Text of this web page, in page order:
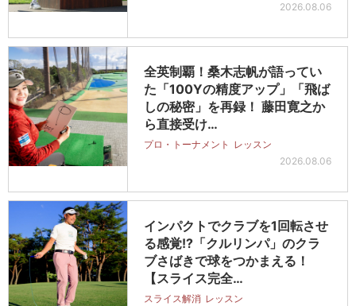
2026.08.06
全英制覇！桑木志帆が語ってい
た「100Yの精度アップ」「飛ば
しの秘密」を再録！ 藤田寛之か
ら直接受け…
プロ・トーナメント レッスン
2026.08.06
インパクトでクラブを1回転させ
る感覚!?「クルリンパ」のクラ
ブさばきで球をつかまえる！
【スライス完全…
スライス解消 レッスン